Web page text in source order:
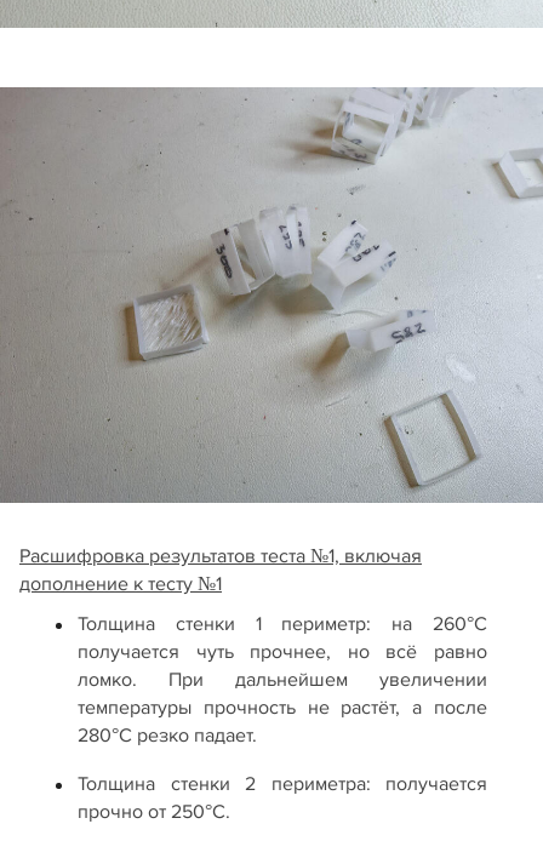
Расшифровка результатов теста №1, включая
дополнение к тесту №1
Толщина стенки 1 периметр: на 260°С
получается чуть прочнее, но всё равно
ломко. При дальнейшем увеличении
температуры прочность не растёт, а после
280°C резко падает.
Толщина стенки 2 периметра: получается
прочно от 250°С.